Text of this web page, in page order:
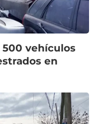
vehículos
en